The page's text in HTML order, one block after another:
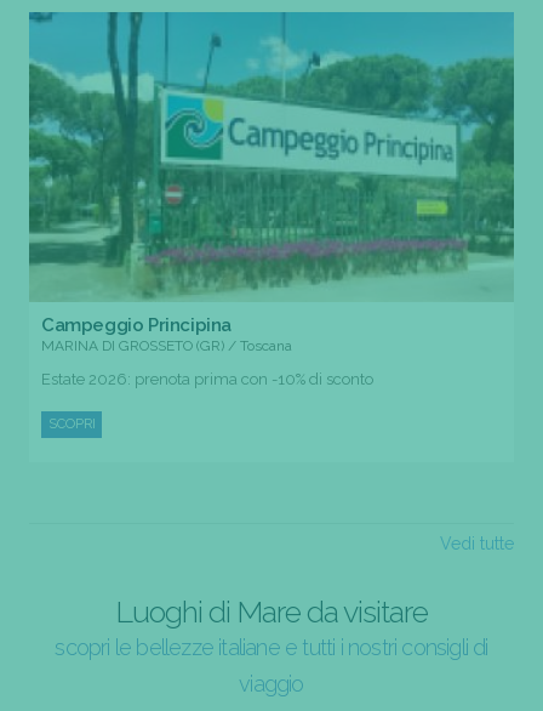
Campeggio Principina
MARINA DI GROSSETO (GR) / Toscana
Estate 2026: prenota prima con -10% di sconto
SCOPRI
Vedi tutte
Luoghi di Mare da visitare
scopri le bellezze italiane e tutti i nostri consigli di
viaggio